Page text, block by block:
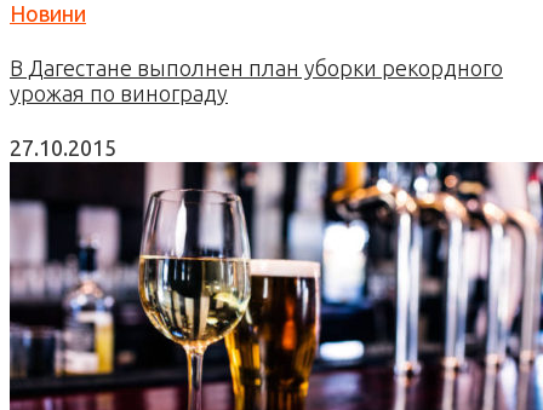
Новини
В Дагестане выполнен план уборки рекордного
урожая по винограду
27.10.2015